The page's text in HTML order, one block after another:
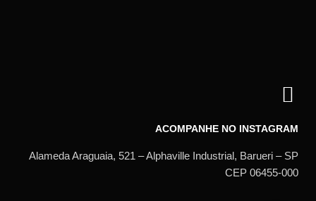
ACOMPANHE NO INSTAGRAM
Alameda Araguaia, 521 – Alphaville Industrial, Barueri – SP
CEP 06455-000